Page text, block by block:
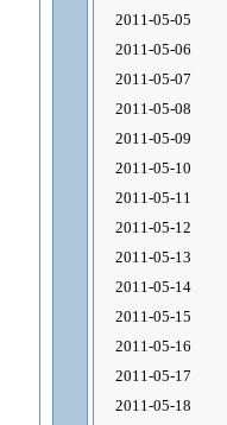
2011-05-05
2011-05-06
2011-05-07
2011-05-08
2011-05-09
2011-05-10
2011-05-11
2011-05-12
2011-05-13
2011-05-14
2011-05-15
2011-05-16
2011-05-17
2011-05-18